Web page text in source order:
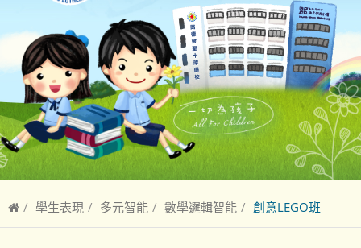
學生表現 多元智能 數學邏輯智能 創意LEGO班